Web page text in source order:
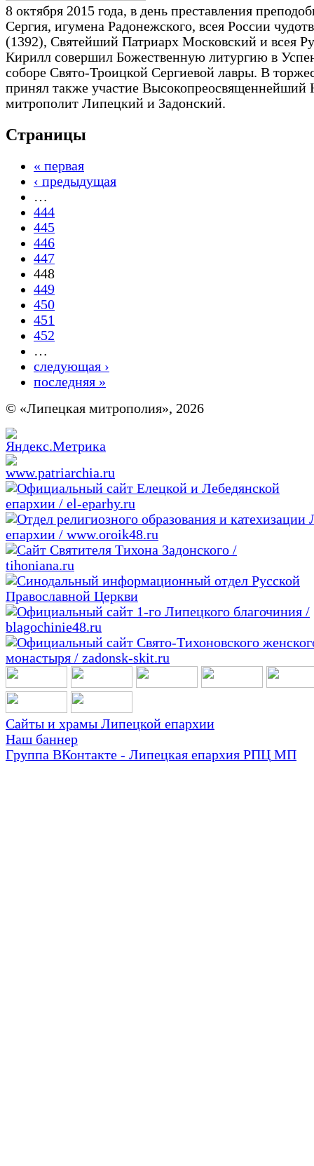
8 октября 2015 года, в день преставления
Сергия, игумена Радонежского, всея России
(1392), Святейший Патриарх Московский и всея
Кирилл совершил Божественную литургию в
соборе Свято-Троицкой Сергиевой лавры. В
принял также участие Высокопреосвященнейший
митрополит Липецкий и Задонский.
Страницы
« первая
‹ предыдущая
…
444
445
446
447
448
449
450
451
452
…
следующая ›
последняя »
© «Липецкая митрополия», 2026
Сайты и храмы Липецкой епархии
Наш баннер
Группа ВКонтакте - Липецкая епархия РПЦ МП